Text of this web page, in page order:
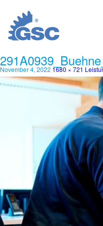
November 4, 2022 1680 × 721